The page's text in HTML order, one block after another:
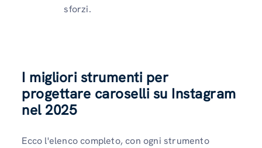
sforzi.
I migliori strumenti per
progettare caroselli su Instagram
nel 2025
Ecco l'elenco completo, con ogni strumento